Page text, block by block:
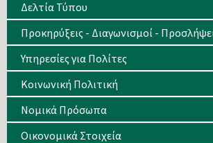
Δελτία Τύπου
Προκηρύξεις - Διαγωνισμοί -
Υπηρεσίες για Πολίτες
Κοινωνική Πολιτική
Νομικά Πρόσωπα
Οικονομικά Στοιχεία